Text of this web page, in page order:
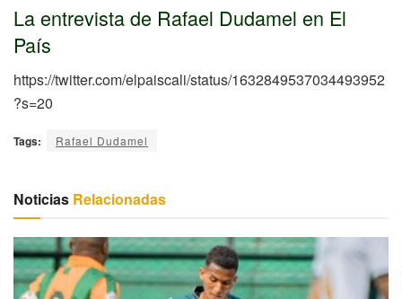
La entrevista de Rafael Dudamel en El
País
https://twitter.com/elpaiscali/status/1632849537034493952
?s=20
Tags: Rafael Dudamel
Noticias Relacionadas